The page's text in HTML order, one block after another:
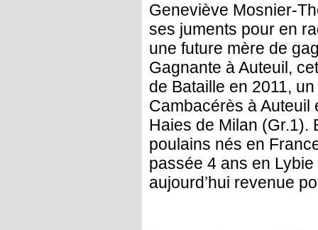
Geneviève Mosnier-
ses juments pour en
une future mère de
Gagnante à Auteuil,
de Bataille en 2011,
Cambacérès à Auteuil
Haies de Milan (Gr.1).
poulains nés en
passée 4 ans en
aujourd’hui revenue